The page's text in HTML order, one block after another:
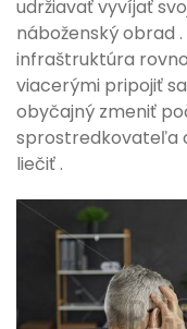
udržiavať vyvíjať
náboženský obrad
infraštruktúra
viacerými pripojiť
obyčajný zmeniť
sprostredkovateľa
liečiť .